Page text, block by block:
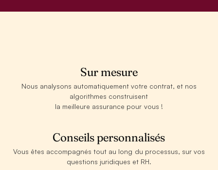
Sur mesure
Nous analysons automatiquement votre contrat, et nos
algorithmes construisent
la meilleure assurance pour vous !
Conseils personnalisés
Vous êtes accompagnés tout au long du processus, sur vos
questions juridiques et RH.